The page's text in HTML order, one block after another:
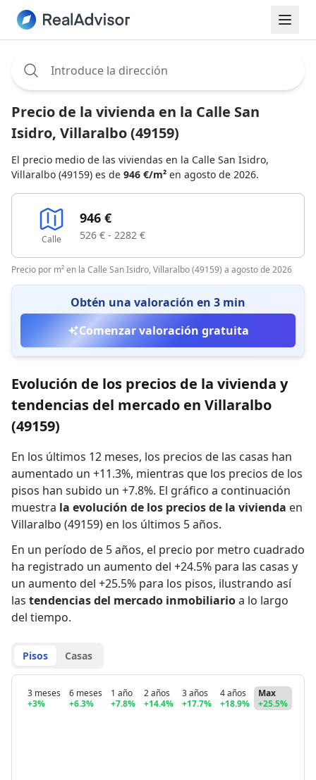
Precio de la vivienda en la Calle San
Isidro, Villaralbo (49159)
El precio medio de las viviendas en la Calle San Isidro,
Villaralbo (49159) es de 946 €/m² en agosto de 2026.
Calle
946 €
526 € - 2282 €
Precio por m² en la Calle San Isidro, Villaralbo (49159) a agosto de 2026
Obtén una valoración en 3 min
Comenzar valoración gratuita
Evolución de los precios de la vivienda y
tendencias del mercado en Villaralbo
(49159)
En los últimos 12 meses, los precios de las casas han
aumentado un +11.3%, mientras que los precios de los
pisos han subido un +7.8%. El gráfico a continuación
muestra la evolución de los precios de la vivienda en
Villaralbo (49159) en los últimos 5 años.
En un período de 5 años, el precio por metro cuadrado
ha registrado un aumento del +24.5% para las casas y
un aumento del +25.5% para los pisos, ilustrando así
las tendencias del mercado inmobiliarioa lo largo
del tiempo.
Pisos Casas
3 meses
+3%
6 meses
+6.3%
1 año
+7.8%
2 años
+14.4%
3 años
+17.7%
4 años
+18.9%
Max
+25.5%